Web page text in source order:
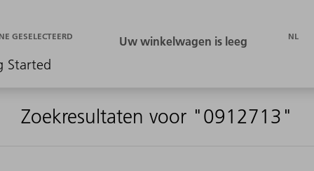
Started
GESELECTEERD NL
Zoekresultaten voor "0912713"